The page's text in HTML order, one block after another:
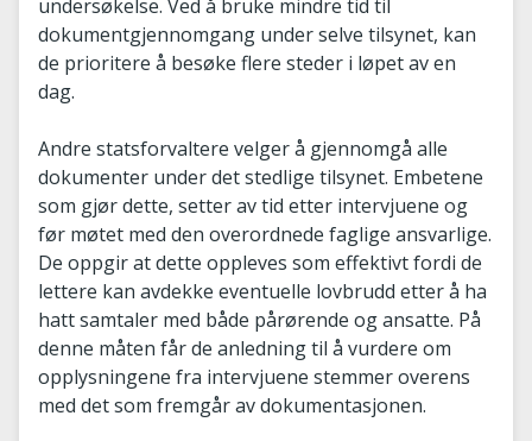
undersøkelse. Ved å bruke mindre tid til
dokumentgjennomgang under selve tilsynet, kan
de prioritere å besøke flere steder i løpet av en
dag.
Andre statsforvaltere velger å gjennomgå alle
dokumenter under det stedlige tilsynet. Embetene
som gjør dette, setter av tid etter intervjuene og
før møtet med den overordnede faglige ansvarlige.
De oppgir at dette oppleves som effektivt fordi de
lettere kan avdekke eventuelle lovbrudd etter å ha
hatt samtaler med både pårørende og ansatte. På
denne måten får de anledning til å vurdere om
opplysningene fra intervjuene stemmer overens
med det som fremgår av dokumentasjonen.